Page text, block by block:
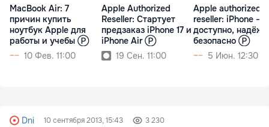
MacBook Air: 7
причин купить
ноутбук Apple для
работы и учебы Ⓟ
10 Фев. 11:00
Apple Authorized
Reseller: Cтартует
предзаказ iPhone 17 и
iPhone Air Ⓟ
19 Сен. 11:00
Apple authorized
reseller: iPhone –
доступно,
безопасно Ⓟ
5 Июн. 12:30
Dni 10 сентября 2013, 15:43 3 230